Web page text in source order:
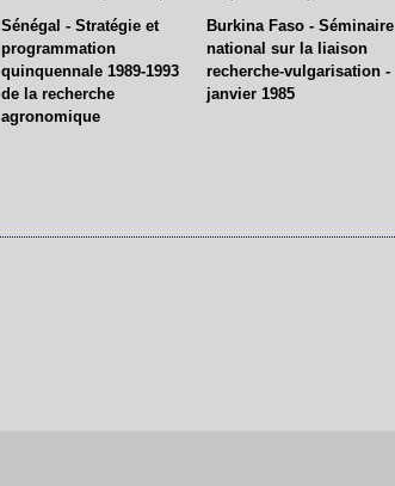
Sénégal - Stratégie et
programmation
quinquennale 1989-1993
de la recherche
agronomique
Burkina Faso - Séminaire
national sur la liaison
recherche-vulgarisation -
janvier 1985